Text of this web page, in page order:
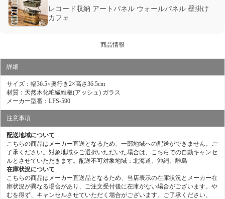
レコード収納 アートパネル ウォールパネル 壁掛け
カフェ
商品情報
詳細
サイズ：幅36.5×奥行き2×高さ36.5cm
材質：天然木化粧繊維板(アッシュ) ガラス
メーカー型番：LFS-590
注意事項
配送地域について
こちらの商品はメーカー直送となるため、一部地域への配送ができません。ご
了承ください。対象地域をご選択いただいた場合は、こちらでの自動キャンセ
ルとさせていただきます。配送不可対象地域：北海道、沖縄、離島
在庫状況について
こちらの商品はメーカー直送品となるため、当店表示の在庫状況とメーカー在
庫状況が異なる場合があり、ご注文受付後に在庫がない場合がございます。や
むを得ず、キャンセルさせていただく場合がございます。ご了承ください。